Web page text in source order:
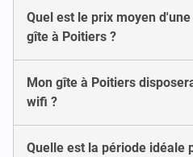
Quel est le prix moyen
gîte à Poitiers ?
Mon gîte à Poitiers
wifi ?
Quelle est la période idéale